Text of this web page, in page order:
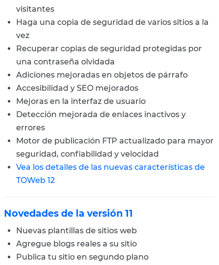
visitantes
Haga una copia de seguridad de varios sitios a la
vez
Recuperar copias de seguridad protegidas por
una contraseña olvidada
Adiciones mejoradas en objetos de párrafo
Accesibilidad y SEO mejorados
Mejoras en la interfaz de usuario
Detección mejorada de enlaces inactivos y
errores
Motor de publicación FTP actualizado para mayor
seguridad, confiabilidad y velocidad
Vea los detalles de las nuevas características de
TOWeb 12
Novedades de la versión 11
Nuevas plantillas de sitios web
Agregue blogs reales a su sitio
Publica tu sitio en segundo plano